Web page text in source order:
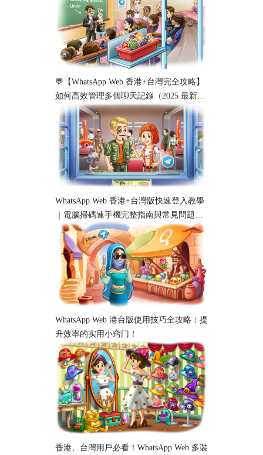
💬【WhatsApp Web 香港+台灣完全攻略】
如何高效管理多個聊天記錄（2025 最新教
學）
WhatsApp Web 香港+台灣版快速登入教學
｜電腦掃碼連手機完整指南與常見問題解
析
WhatsApp Web 港台版使用技巧全攻略：提
升效率的实用小窍门！
香港、台灣用戶必看！WhatsApp Web 多裝